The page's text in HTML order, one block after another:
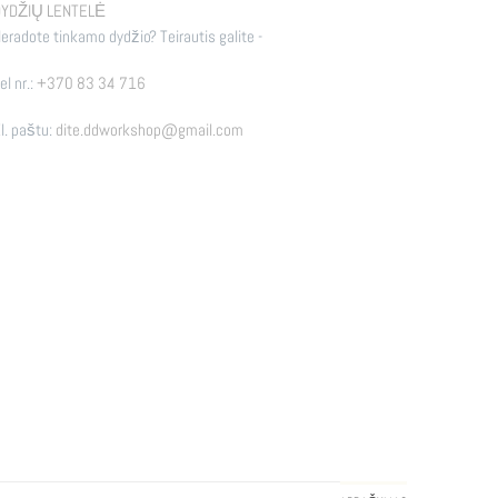
LENTELĖ
tinkamo dydžio? Teirautis galite -
nr.: +370 83 34 716
paštu: dite.ddworkshop@gmail.com